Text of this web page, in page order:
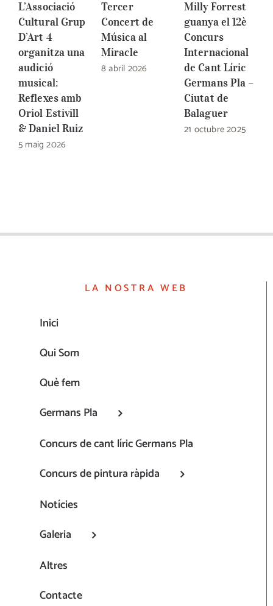
L’Associació
Cultural Grup
D’Art 4
organitza una
audició
musical:
Reflexes amb
Oriol Estivill
& Daniel Ruiz
5 maig 2026
Tercer
Concert de
Música al
Miracle
8 abril 2026
Milly Forrest
guanya el 12è
Concurs
Internacional
de Cant Líric
Germans Pla –
Ciutat de
Balaguer
21 octubre 2025
LA NOSTRA WEB
Inici
Qui Som
Què fem
Germans Pla
Concurs de cant líric Germans Pla
Concurs de pintura ràpida
Notícies
Galeria
Altres
Contacte